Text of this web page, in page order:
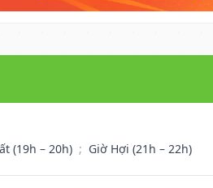
(19h – 20h) ; Giờ Hợi (21h – 22h)